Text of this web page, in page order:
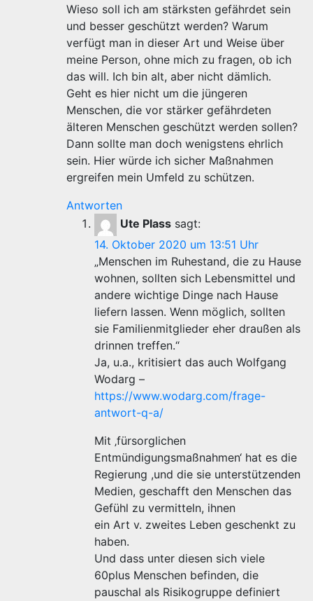
Wieso soll ich am stärksten gefährdet sein
und besser geschützt werden? Warum
verfügt man in dieser Art und Weise über
meine Person, ohne mich zu fragen, ob ich
das will. Ich bin alt, aber nicht dämlich.
Geht es hier nicht um die jüngeren
Menschen, die vor stärker gefährdeten
älteren Menschen geschützt werden sollen?
Dann sollte man doch wenigstens ehrlich
sein. Hier würde ich sicher Maßnahmen
ergreifen mein Umfeld zu schützen.
Antworten
Ute Plass sagt:
14. Oktober 2020 um 13:51 Uhr
„Menschen im Ruhestand, die zu Hause
wohnen, sollten sich Lebensmittel und
andere wichtige Dinge nach Hause
liefern lassen. Wenn möglich, sollten
sie Familienmitglieder eher draußen als
drinnen treffen.“
Ja, u.a., kritisiert das auch Wolfgang
Wodarg –
https://www.wodarg.com/frage-
antwort-q-a/
Mit ‚fürsorglichen
Entmündigungsmaßnahmen‘ hat es die
Regierung ,und die sie unterstützenden
Medien, geschafft den Menschen das
Gefühl zu vermitteln, ihnen
ein Art v. zweites Leben geschenkt zu
haben.
Und dass unter diesen sich viele
60plus Menschen befinden, die
pauschal als Risikogruppe definiert